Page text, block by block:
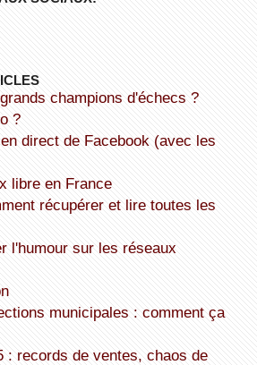
grands champions d'échecs ?
?
libre en France